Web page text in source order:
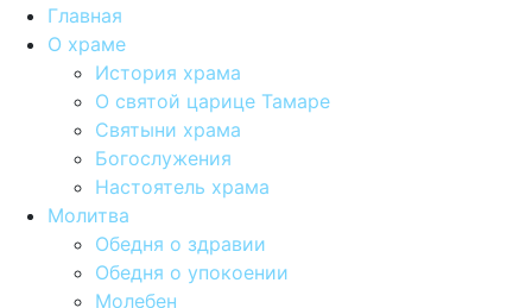
Главная
О храме
История храма
О святой царице Тамаре
Святыни храма
Богослужения
Настоятель храма
Молитва
Обедня о здравии
Обедня о упокоении
Молебен